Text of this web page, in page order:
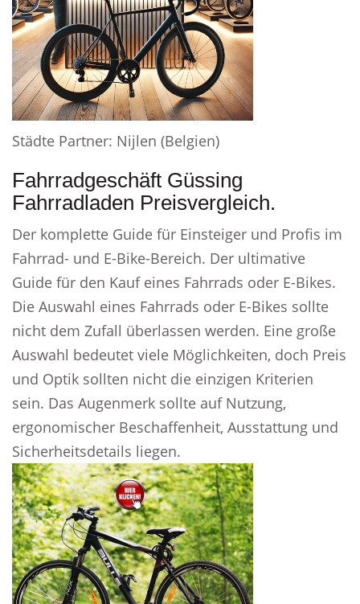
Städte Partner: Nijlen (Belgien)
Fahrradgeschäft Güssing
Fahrradladen Preisvergleich.
Der komplette Guide für Einsteiger und Profis im
Fahrrad- und E-Bike-Bereich. Der ultimative
Guide für den Kauf eines Fahrrads oder E-Bikes.
Die Auswahl eines Fahrrads oder E-Bikes sollte
nicht dem Zufall überlassen werden. Eine große
Auswahl bedeutet viele Möglichkeiten, doch Preis
und Optik sollten nicht die einzigen Kriterien
sein. Das Augenmerk sollte auf Nutzung,
ergonomischer Beschaffenheit, Ausstattung und
Sicherheitsdetails liegen.